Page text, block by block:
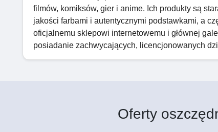
filmów, komiksów, gier i anime. Ich produkty są
jakości farbami i autentycznymi podstawkami, a
oficjalnemu sklepowi internetowemu i głównej
posiadanie zachwycających, licencjonowanych
Oferty